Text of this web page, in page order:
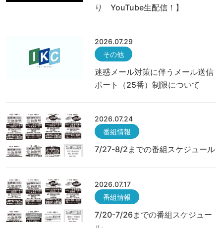
り YouTube生配信！】
2026.07.29
その他
迷惑メール対策に伴うメール送信
ポート（25番）制限について
2026.07.24
番組情報
7/27-8/2までの番組スケジュール
2026.07.17
番組情報
7/20-7/26までの番組スケジュー